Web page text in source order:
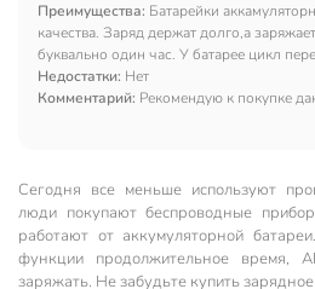
Преимущества: Батарейки
качества. Заряд держат долго,а
буквально один час. У батарее цикл
хорошая экономия.
Недостатки: Нет
Комментарий: Рекомендую к покупке
Сегодня все меньше используют
люди покупают беспроводные
работают от аккумуляторной
функции продолжительное время,
заряжать. Не забудьте купить зарядное